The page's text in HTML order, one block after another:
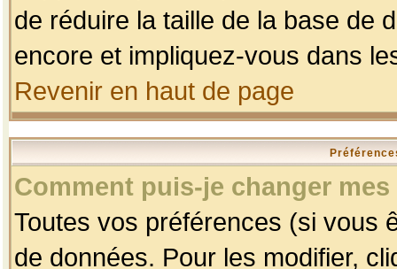
de réduire la taille de la base de
encore et impliquez-vous dans
Revenir en haut de page
Comment puis-je changer
Toutes vos préférences (si vous
de données. Pour les modifier,